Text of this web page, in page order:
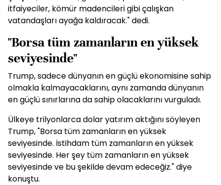
itfaiyeciler, kömür madencileri gibi çalışkan
vatandaşları ayağa kaldıracak." dedi.
"Borsa tüm zamanların en yüksek
seviyesinde"
Trump, sadece dünyanın en güçlü ekonomisine sahip
olmakla kalmayacaklarını, aynı zamanda dünyanın
en güçlü sınırlarına da sahip olacaklarını vurguladı.
Ülkeye trilyonlarca dolar yatırım aktığını söyleyen
Trump, "Borsa tüm zamanların en yüksek
seviyesinde. İstihdam tüm zamanların en yüksek
seviyesinde. Her şey tüm zamanların en yüksek
seviyesinde ve bu şekilde devam edeceğiz." diye
konuştu.